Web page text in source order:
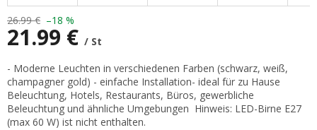
26.99 € –18 %
21.99 € / St
Verkaufspreis:
- Moderne Leuchten in verschiedenen Farben (schwarz, weiß,
champagner gold) - einfache Installation- ideal für zu Hause
Beleuchtung, Hotels, Restaurants, Büros, gewerbliche
Beleuchtung und ähnliche Umgebungen Hinweis: LED-Birne E27
(max 60 W) ist nicht enthalten.